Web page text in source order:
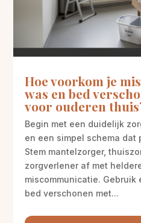
Hoe voorkom je
was en bed
voor ouderen
Begin met een duidelijk
en een simpel schema dat
Stem mantelzorger,
zorgverlener af met
miscommunicatie.
bed verschonen met...